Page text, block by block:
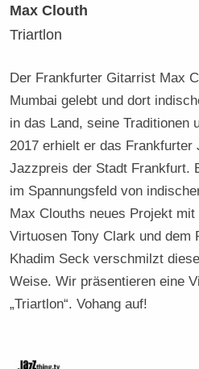
Max Clouth
Triartlon
Der Frankfurter Gitarrist Max
Mumbai gelebt und dort
in das Land, seine Traditionen
2017 erhielt er das Frankfurter
Jazzpreis der Stadt Frankfurt.
im Spannungsfeld von
Max Clouths neues Projekt
Virtuosen Tony Clark und dem
Khadim Seck verschmilzt
Weise. Wir präsentieren eine
„Triartlon“. Vohang auf!